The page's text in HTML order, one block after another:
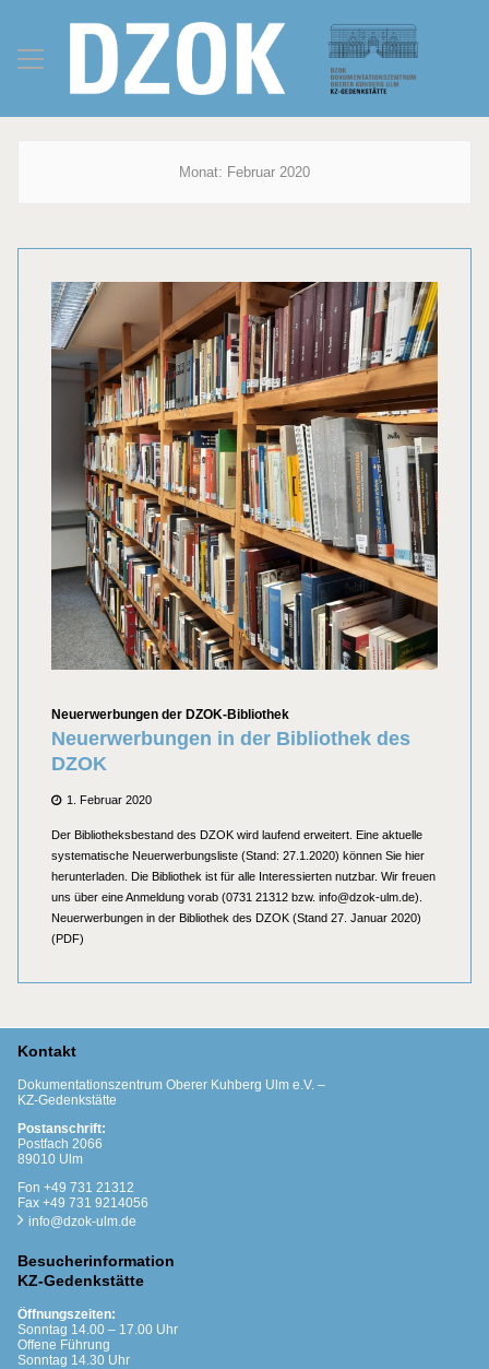
Monat: Februar 2020
Kategorien
Neuerwerbungen der DZOK-Bibliothek
Neuerwerbungen in der Bibliothek des
DZOK
Posted
1. Februar 2020
Der Bibliotheksbestand des DZOK wird laufend erweitert. Eine aktuelle
systematische Neuerwerbungsliste (Stand: 27.1.2020) können Sie hier
herunterladen. Die Bibliothek ist für alle Interessierten nutzbar. Wir freuen
uns über eine Anmeldung vorab (0731 21312 bzw. info@dzok-ulm.de).
Neuerwerbungen in der Bibliothek des DZOK (Stand 27. Januar 2020)
(PDF)
Kontakt
Dokumentationszentrum Oberer Kuhberg Ulm e.V. –
KZ-Gedenkstätte
Postanschrift:
Postfach 2066
89010 Ulm
Fon +49 731 21312
Fax +49 731 9214056
info@dzok-ulm.de
Besucherinformation
KZ-Gedenkstätte
Öffnungszeiten:
Sonntag 14.00 – 17.00 Uhr
Offene Führung
Sonntag 14.30 Uhr